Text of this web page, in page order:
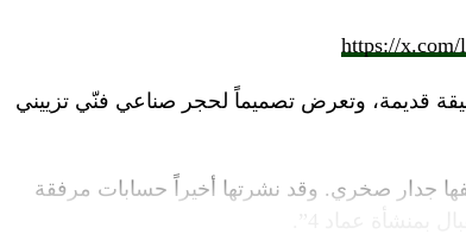
https://x.com/
قديمة، وتعرض تصميماً لحجر صناعي فنّي تزييني
جدار صخري. وقد نشرتها أخيراً حسابات مرفقة